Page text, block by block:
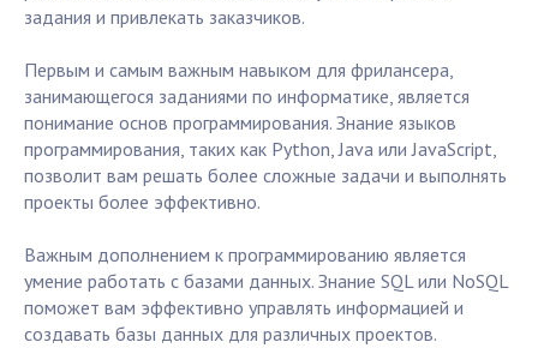
задания и привлекать заказчиков.
Первым и самым важным навыком для фрилансера,
занимающегося заданиями по информатике, является
понимание основ программирования. Знание языков
программирования, таких как Python, Java или JavaScript,
позволит вам решать более сложные задачи и выполнять
проекты более эффективно.
Важным дополнением к программированию является
умение работать с базами данных. Знание SQL или NoSQL
поможет вам эффективно управлять информацией и
создавать базы данных для различных проектов.